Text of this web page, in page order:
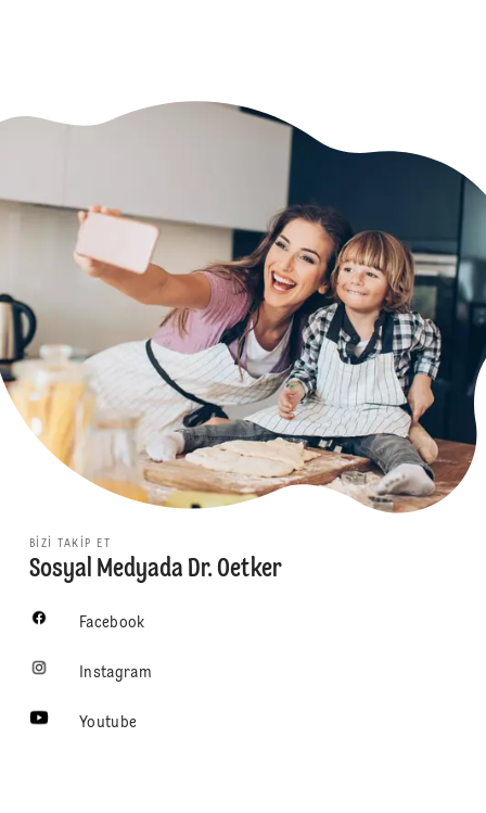
BIZI TAKIP ET
Sosyal Medyada Dr. Oetker
Facebook
Instagram
Youtube